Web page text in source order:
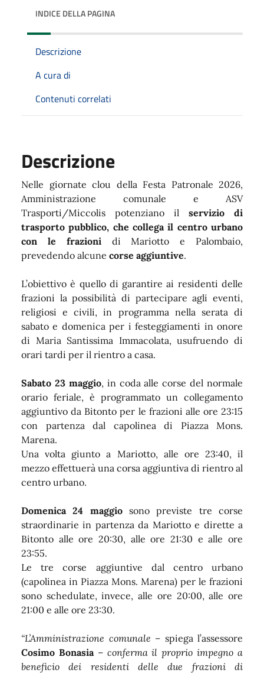
INDICE DELLA PAGINA
Descrizione
A cura di
Contenuti correlati
Descrizione
Nelle giornate clou della Festa Patronale 2026,
Amministrazione comunale e ASV
Trasporti/Miccolis potenziano il servizio di
trasporto pubblico, che collega il centro urbano
con le frazionidi Mariotto e Palombaio,
prevedendo alcune corse aggiuntive.
L’obiettivo è quello di garantire ai residenti delle
frazioni la possibilità di partecipare agli eventi,
religiosi e civili, in programma nella serata di
sabato e domenica per i festeggiamenti in onore
di Maria Santissima Immacolata, usufruendo di
orari tardi per il rientro a casa.
Sabato 23 maggio, in coda alle corse del normale
orario feriale, è programmato un collegamento
aggiuntivo da Bitonto per le frazioni alle ore 23:15
con partenza dal capolinea di Piazza Mons.
Marena.
Una volta giunto a Mariotto, alle ore 23:40, il
mezzo effettuerà una corsa aggiuntiva di rientro al
centro urbano.
Domenica 24 maggiosono previste tre corse
straordinarie in partenza da Mariotto e dirette a
Bitonto alle ore 20:30, alle ore 21:30 e alle ore
23:55.
Le tre corse aggiuntive dal centro urbano
(capolinea in Piazza Mons. Marena) per le frazioni
sono schedulate, invece, alle ore 20:00, alle ore
21:00 e alle ore 23:30.
“L’Amministrazione comunale – spiega l’assessore
Cosimo Bonasia– conferma il proprio impegno a
beneficio dei residenti delle due frazioni di